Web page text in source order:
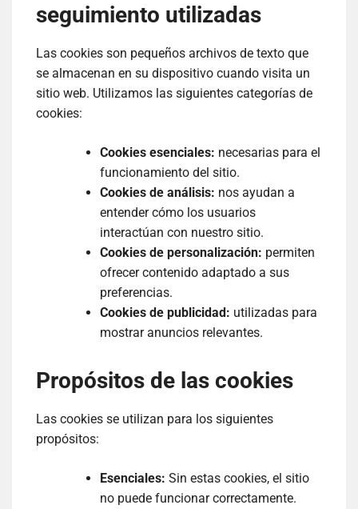
seguimiento utilizadas
Las cookies son pequeños archivos de texto que
se almacenan en su dispositivo cuando visita un
sitio web. Utilizamos las siguientes categorías de
cookies:
Cookies esenciales: necesarias para el
funcionamiento del sitio.
Cookies de análisis: nos ayudan a
entender cómo los usuarios
interactúan con nuestro sitio.
Cookies de personalización: permiten
ofrecer contenido adaptado a sus
preferencias.
Cookies de publicidad: utilizadas para
mostrar anuncios relevantes.
Propósitos de las cookies
Las cookies se utilizan para los siguientes
propósitos:
Esenciales: Sin estas cookies, el sitio
no puede funcionar correctamente.